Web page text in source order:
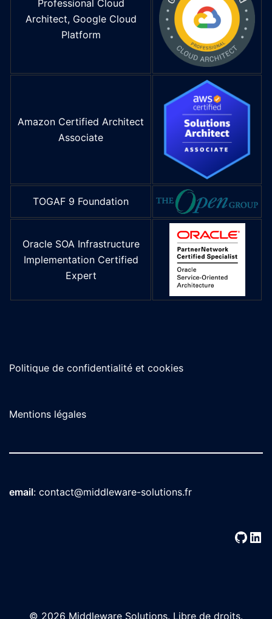
Professional Cloud
Architect, Google Cloud
Platform
Amazon Certified Architect
Associate
TOGAF 9 Foundation
Oracle SOA Infrastructure
Implementation Certified
Expert
Politique de confidentialité et cookies
Mentions légales
email: contact@middleware-solutions.fr
© 2026 Middleware Solutions. Libre de droits.